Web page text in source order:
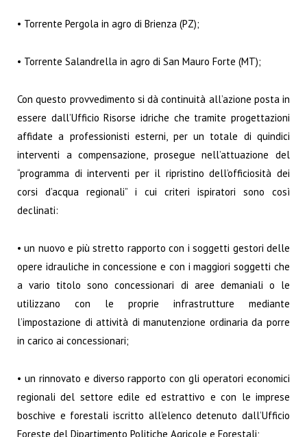
• Torrente Pergola in agro di Brienza (PZ);
• Torrente Salandrella in agro di San Mauro Forte (MT);
Con questo provvedimento si dà continuità all’azione posta in
essere dall’Ufficio Risorse idriche che tramite progettazioni
affidate a professionisti esterni, per un totale di quindici
interventi a compensazione, prosegue nell’attuazione del
“programma di interventi per il ripristino dell’officiosità dei
corsi d’acqua regionali” i cui criteri ispiratori sono così
declinati:
• un nuovo e più stretto rapporto con i soggetti gestori delle
opere idrauliche in concessione e con i maggiori soggetti che
a vario titolo sono concessionari di aree demaniali o le
utilizzano con le proprie infrastrutture mediante
l’impostazione di attività di manutenzione ordinaria da porre
in carico ai concessionari;
• un rinnovato e diverso rapporto con gli operatori economici
regionali del settore edile ed estrattivo e con le imprese
boschive e forestali iscritto all’elenco detenuto dall’Ufficio
Foreste del Dipartimento Politiche Agricole e Forestali;